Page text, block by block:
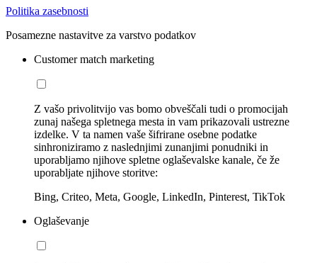
Politika zasebnosti
Posamezne nastavitve za varstvo podatkov
Customer match marketing
Z vašo privolitvijo vas bomo obveščali tudi o promocijah
zunaj našega spletnega mesta in vam prikazovali ustrezne
izdelke. V ta namen vaše šifrirane osebne podatke
sinhroniziramo z naslednjimi zunanjimi ponudniki in
uporabljamo njihove spletne oglaševalske kanale, če že
uporabljate njihove storitve:
Bing, Criteo, Meta, Google, LinkedIn, Pinterest, TikTok
Oglaševanje